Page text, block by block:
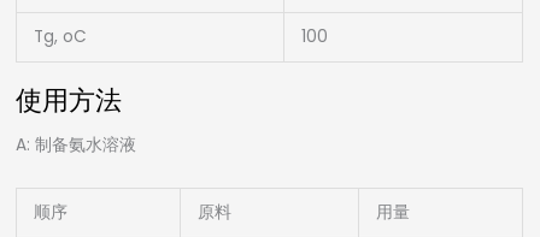
Tg, oC 100
使用方法
A: 制备氨水溶液
顺序 原料 用量